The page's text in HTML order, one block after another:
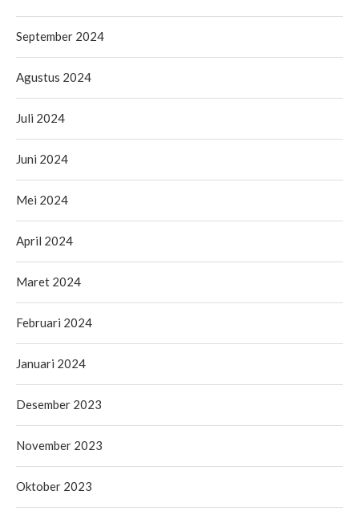
September 2024
Agustus 2024
Juli 2024
Juni 2024
Mei 2024
April 2024
Maret 2024
Februari 2024
Januari 2024
Desember 2023
November 2023
Oktober 2023